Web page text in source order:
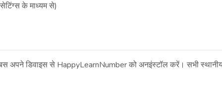
के माध्यम से)
अपने डिवाइस से HappyLearnNumber को अनइंस्टॉल करें। सभी